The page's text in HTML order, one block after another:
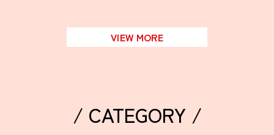
VIEW MORE
/ CATEGORY /